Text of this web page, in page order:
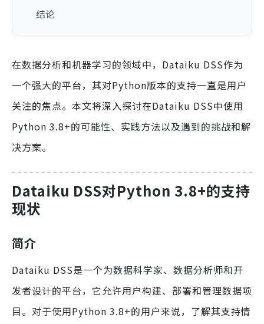
结论
在数据分析和机器学习的领域中，Dataiku DSS作为
一个强大的平台，其对Python版本的支持一直是用户
关注的焦点。本文将深入探讨在Dataiku DSS中使用
Python 3.8+的可能性、实践方法以及遇到的挑战和解
决方案。
Dataiku DSS对Python 3.8+的支持
现状
简介
Dataiku DSS是一个为数据科学家、数据分析师和开
发者设计的平台，它允许用户构建、部署和管理数据项
目。对于使用Python 3.8+的用户来说，了解其支持情